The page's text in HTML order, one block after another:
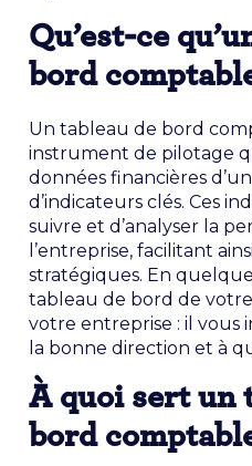
Qu’est-ce
bord
Un tableau de bord
instrument de pilotage
données financières
d’indicateurs clés. Ces
suivre et d’analyser la
l’entreprise, facilitant
stratégiques. En quelque
tableau de bord de
votre entreprise : il vous
la bonne direction et à
À quoi sert un
bord